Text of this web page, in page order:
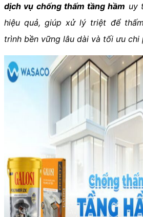
dịch vụ chống thấm tầng hầm uy
hiệu quả, giúp xử lý triệt để
trình bền vững lâu dài và tối ưu chi